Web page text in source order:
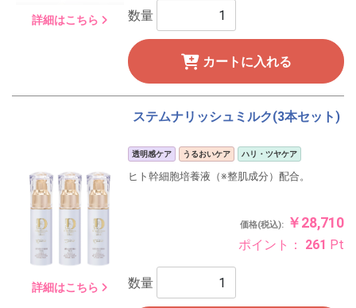
詳細はこちら 数量
カートに入れる
詳細はこちら
ステムナリッシュミルク(3本セット)
透明感ケア うるおいケア ハリ・ツヤケア
ヒト幹細胞培養液（※整肌成分）配合。
価格(税込):￥28,710
ポイント： 261 Pt
数量